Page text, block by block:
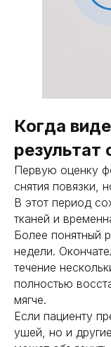
Когда
результат
Первую оценку
снятия повязки,
В этот период
тканей и
Более понятный
недели.
течение
полностью
мягче.
Если пациенту
ушей, но и